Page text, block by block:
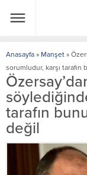
Anasayfa » Manşet »
sorumludur, karşı tarafın
tarafın
değil